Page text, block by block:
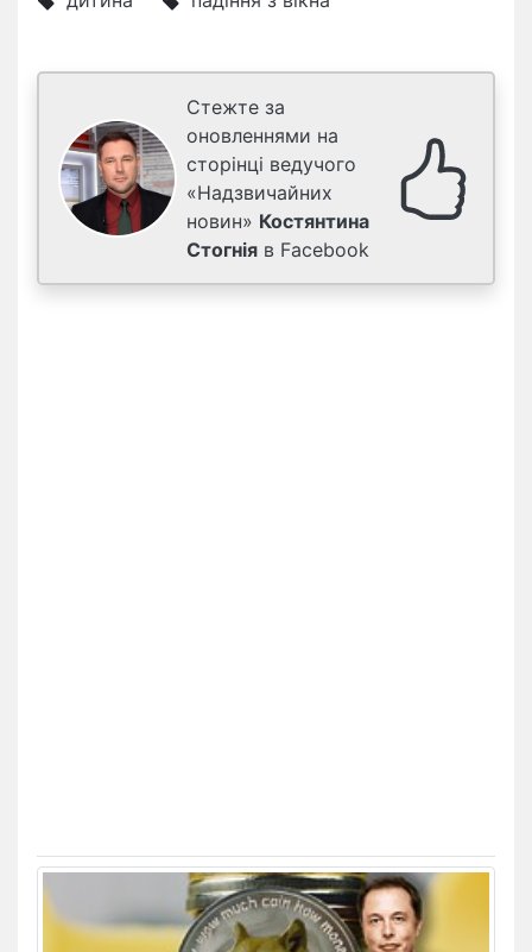
Стежте за
оновленнями на
сторінці ведучого
«Надзвичайних
новин» Костянтина
Стогнія в Facebook